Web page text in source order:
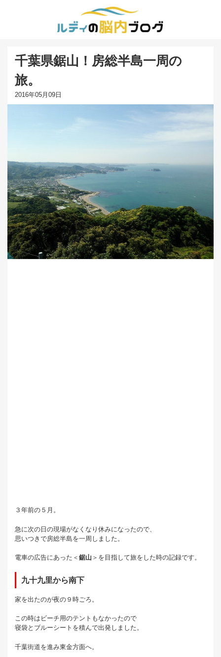
千葉県鋸山！房総半島一周の
旅。
2016年05月09日
３年前の５月。
急に次の日の現場がなくなり休みになったので、
思いつきで房総半島を一周しました。
電車の広告にあった＜ 鋸山 ＞を目指して旅をした時の記録です。
九十九里から南下
家を出たのが夜の９時ごろ。
この時はビーチ用のテントもなかったので
寝袋とブルーシートを積んで出発しました。
千葉街道を進み東金方面へ。